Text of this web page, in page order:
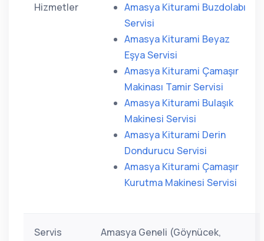
Hizmetler
Amasya Kiturami Buzdolabı
Servisi
Amasya Kiturami Beyaz
Eşya Servisi
Amasya Kiturami Çamaşır
Makinası Tamir Servisi
Amasya Kiturami Bulaşık
Makinesi Servisi
Amasya Kiturami Derin
Dondurucu Servisi
Amasya Kiturami Çamaşır
Kurutma Makinesi Servisi
Servis
Amasya Geneli (Göynücek,